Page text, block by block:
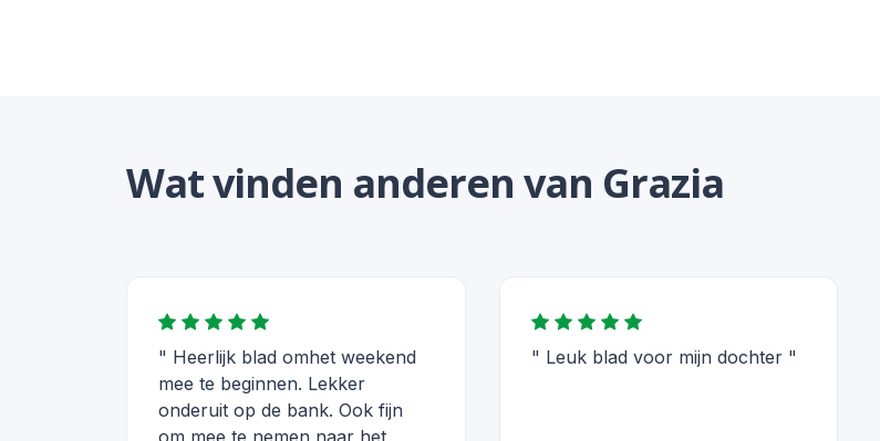
Wat vinden anderen van Grazia
" Heerlijk blad omhet weekend
mee te beginnen. Lekker
onderuit op de bank. Ook fijn
" Leuk blad voor mijn dochter "